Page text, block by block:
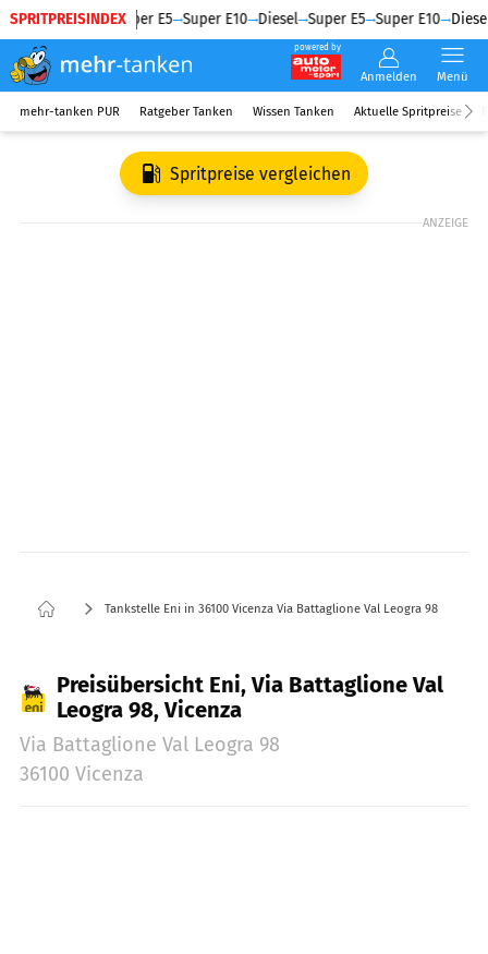
SPRITPREISINDEX
Diesel Super E5 Super E10 Diesel Super E5 Super E10 Diesel
powered by
Anmelden Menü
mehr-tanken PUR Ratgeber Tanken Wissen Tanken Aktuelle Spritpreise
Spritpreise vergleichen
ANZEIGE
Tankstelle Eni in 36100 Vicenza Via Battaglione Val Leogra 98
Preisübersicht Eni, Via Battaglione Val
Leogra 98, Vicenza
Via Battaglione Val Leogra 98
36100 Vicenza